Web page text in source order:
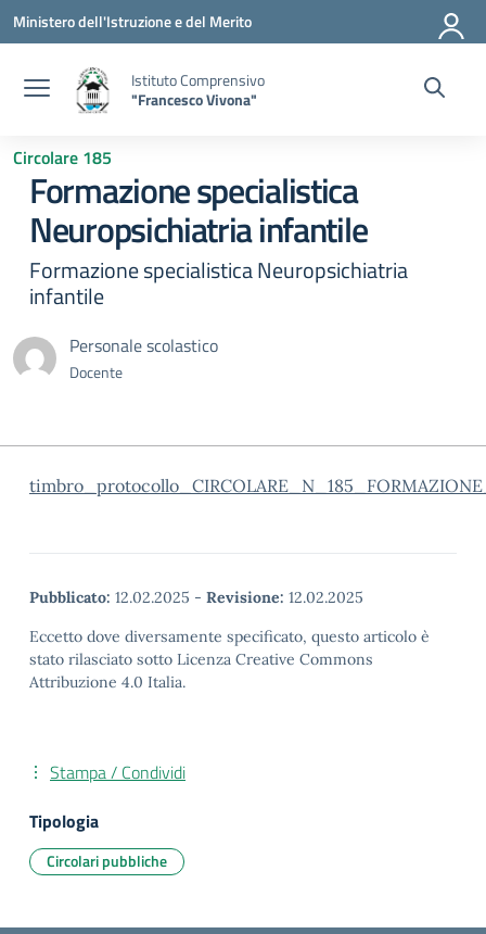
Vai ai contenuti
Vai al menu di navigazione
Vai al footer
Ministero dell'Istruzione e del Merito
Istituto Comprensivo
"Francesco Vivona"
Circolare 185
Formazione specialistica
Neuropsichiatria infantile
Formazione specialistica Neuropsichiatria
infantile
Personale scolastico
Docente
Pubblicato: 12.02.2025 - Revisione: 12.02.2025
Eccetto dove diversamente specificato, questo articolo è
stato rilasciato sotto Licenza Creative Commons
Attribuzione 4.0 Italia.
Stampa / Condividi
Tipologia
Circolari pubbliche